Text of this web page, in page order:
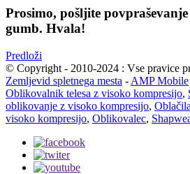
Prosimo, pošljite
gumb. Hvala!
Predloži
© Copyright - 2010-2024 : Vse pravice
Zemljevid spletnega mesta - AMP Mobile
Oblikovalnik telesa z visoko kompresijo,
oblikovanje z visoko kompresijo,
visoko kompresijo, Oblikovalec,